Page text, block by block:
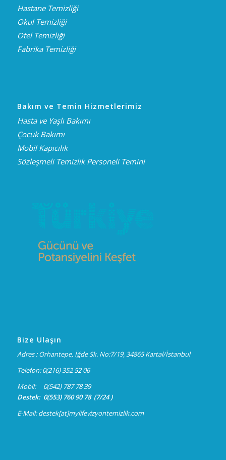
Hastane Temizliği
Okul Temizliği
Otel Temizliği
Fabrika Temizliği
Bakım ve Temin Hizmetlerimiz
Hasta ve Yaşlı Bakımı
Çocuk Bakımı
Mobil Kapıcılık
Sözleşmeli Temizlik Personeli Temini
Bize Ulaşın
Adres : Orhantepe, İğde Sk. No:7/19, 34865 Kartal/İstanbul
Telefon: 0(216) 352 52 06
Mobil: 0(542) 787 78 39
Destek: 0(553) 760 90 78 (7/24 )
E-Mail: destek[at]mylifevizyontemizlik.com